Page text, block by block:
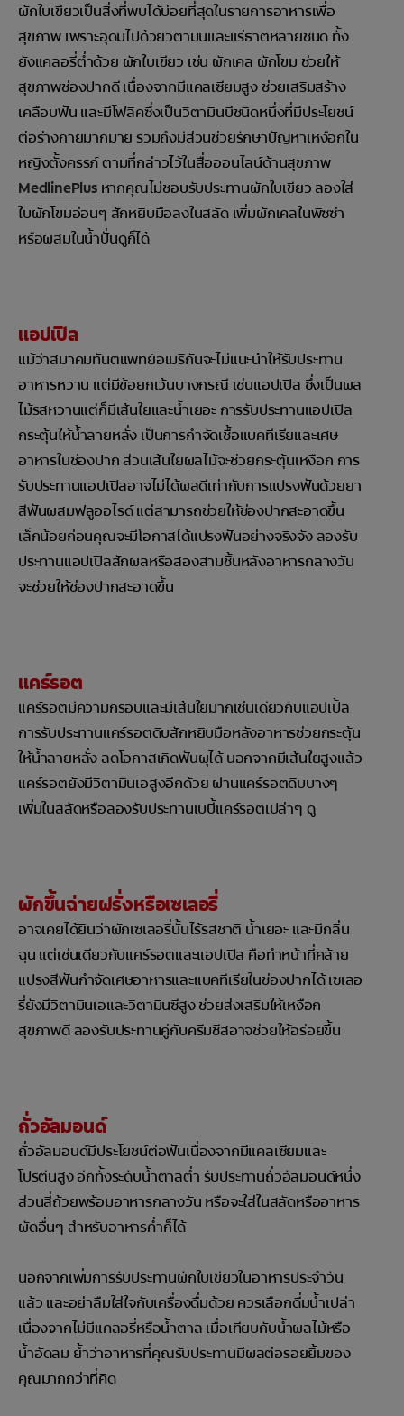
ผักใบเขียวเป็นสิ่งที่พบได้บ่อยที่สุดในรายการอาหารเพื่อ
สุขภาพ เพราะอุดมไปด้วยวิตามินและแร่ธาติหลายชนิด ทั้ง
ยังแคลอรี่ต่ำด้วย ผักใบเขียว เช่น ผักเคล ผักโขม ช่วยให้
สุขภาพช่องปากดี เนื่องจากมีแคลเซียมสูง ช่วยเสริมสร้าง
เคลือบฟัน และมีโฟลิคซึ่งเป็นวิตามินบีชนิดหนึ่งที่มีประโยชน์
ต่อร่างกายมากมาย รวมถึงมีส่วนช่วยรักษาปัญหาเหงือกใน
หญิงตั้งครรภ์ ตามที่กล่าวไว้ในสื่อออนไลน์ด้านสุขภาพ
MedlinePlusหากคุณไม่ชอบรับประทานผักใบเขียว ลองใส่
ใบผักโขมอ่อนๆ สักหยิบมือลงในสลัด เพิ่มผักเคลในพิซซ่า
หรือผสมในน้ำปั่นดูก็ได้
แอปเปิล
แม้ว่าสมาคมทันตแพทย์อเมริกันจะไม่แนะนำให้รับประทาน
อาหารหวาน แต่มีข้อยกเว้นบางกรณี เช่นแอปเปิล ซึ่งเป็นผล
ไม้รสหวานแต่ก็มีเส้นใยและน้ำเยอะ การรับประทานแอปเปิล
กระตุ้นให้น้ำลายหลั่ง เป็นการกำจัดเชื้อแบคทีเรียและเศษ
อาหารในช่องปาก ส่วนเส้นใยผลไม้จะช่วยกระตุ้นเหงือก การ
รับประทานแอปเปิลอาจไม่ได้ผลดีเท่ากับการแปรงฟันด้วยยา
สีฟันผสมฟลูออไรด์ แต่สามารถช่วยให้ช่องปากสะอาดขึ้น
เล็กน้อยก่อนคุณจะมีโอกาสได้แปรงฟันอย่างจริงจัง ลองรับ
ประทานแอปเปิลสักผลหรือสองสามชิ้นหลังอาหารกลางวัน
จะช่วยให้ช่องปากสะอาดขึ้น
แคร์รอต
แคร์รอตมีความกรอบและมีเส้นใยมากเช่นเดียวกับแอปเปิ้ล
การรับประทานแคร์รอตดิบสักหยิบมือหลังอาหารช่วยกระตุ้น
ให้น้ำลายหลั่ง ลดโอกาสเกิดฟันผุได้ นอกจากมีเส้นใยสูงแล้ว
แคร์รอตยังมีวิตามินเอสูงอีกด้วย ฝานแคร์รอตดิบบางๆ
เพิ่มในสลัดหรือลองรับประทานเบบี้แคร์รอตเปล่าๆ ดู
ผักขึ้นฉ่ายฝรั่งหรือเซเลอรี่
อาจเคยได้ยินว่าผักเซเลอรี่นั้นไร้รสชาติ น้ำเยอะ และมีกลิ่น
ฉุน แต่เช่นเดียวกับแคร์รอตและแอปเปิล คือทำหน้าที่คล้าย
แปรงสีฟันกำจัดเศษอาหารและแบคทีเรียในช่องปากได้ เซเลอ
รี่ยังมีวิตามินเอและวิตามินซีสูง ช่วยส่งเสริมให้เหงือก
สุขภาพดี ลองรับประทานคู่กับครีมชีสอาจช่วยให้อร่อยขึ้น
ถั่วอัลมอนด์
ถั่วอัลมอนด์มีประโยชน์ต่อฟันเนื่องจากมีแคลเซียมและ
โปรตีนสูง อีกทั้งระดับน้ำตาลต่ำ รับประทานถั่วอัลมอนด์หนึ่ง
ส่วนสี่ถ้วยพร้อมอาหารกลางวัน หรือจะใส่ในสลัดหรืออาหาร
ผัดอื่นๆ สำหรับอาหารค่ำก็ได้
นอกจากเพิ่มการรับประทานผักใบเขียวในอาหารประจำวัน
แล้ว และอย่าลืมใส่ใจกับเครื่องดื่มด้วย ควรเลือกดื่มน้ำเปล่า
เนื่องจากไม่มีแคลอรี่หรือน้ำตาล เมื่อเทียบกับน้ำผลไม้หรือ
น้ำอัดลม ย้ำว่าอาหารที่คุณรับประทานมีผลต่อรอยยิ้มของ
คุณมากกว่าที่คิด